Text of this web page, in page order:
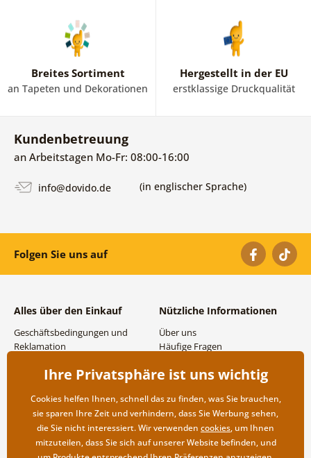
Breites Sortiment
an Tapeten und Dekorationen
Hergestellt in der EU
erstklassige Druckqualität
Kundenbetreuung
an Arbeitstagen Mo-Fr: 08:00-16:00
info@dovido.de (in englischer Sprache)
Folgen Sie uns auf
Alles über den Einkauf
Geschäftsbedingungen und
Reklamation
Versand- und
Rücksendung der Ware
Nützliche Informationen
Über uns
Häufige Fragen
Großhandel und
Ihre Privatsphäre ist uns wichtig
Cookies helfen Ihnen, schnell das zu finden, was Sie brauchen,
sie sparen Ihre Zeit und verhindern, dass Sie Werbung sehen,
die Sie nicht interessiert. Wir verwenden cookies, um Ihnen
mitzuteilen, dass Sie sich auf unserer Website befinden, und